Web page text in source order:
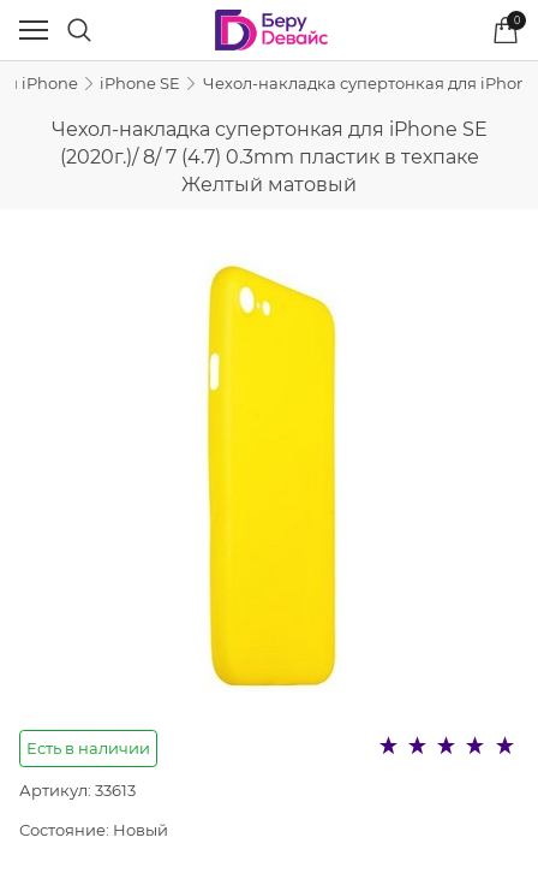
0
iPhone iPhone SE Чехол-накладка супертонкая для
Чехол-накладка супертонкая для iPhone SE
(2020г.)/ 8/ 7 (4.7) 0.3mm пластик в техпаке
Желтый матовый
Есть в наличии
Артикул: 33613
Состояние: Новый